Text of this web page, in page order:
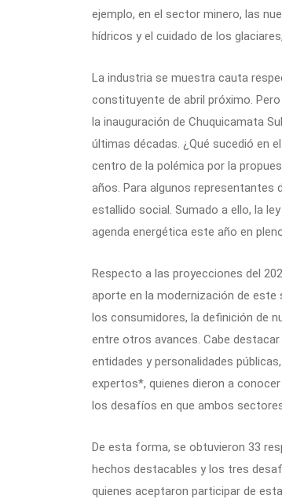
ejemplo, en el sector minero, las
hídricos y el cuidado de los
La industria se muestra cauta
constituyente de abril próximo.
la inauguración de Chuquicamata
últimas décadas. ¿Qué sucedió en
centro de la polémica por la
años. Para algunos representantes
estallido social. Sumado a ello, la
agenda energética este año en
Respecto a las proyecciones del
aporte en la modernización de
los consumidores, la definición de
entre otros avances. Cabe
entidades y personalidades
expertos*, quienes dieron a
los desafíos en que ambos
De esta forma, se obtuvieron 33
hechos destacables y los tres
quienes aceptaron participar de